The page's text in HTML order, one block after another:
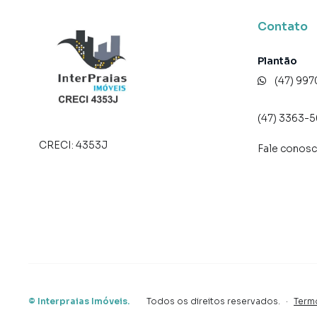
* Hall de entrada decorado e mobiliado;
* Hidromassagem;
* Bar;
* Brinquedoteca;
* Elevador;
* Espaço gourmet;
* Piscina;
O valor do imóvel poderá sofrer alteração sem
CRECI: 4353J
Contato
Plantão
(47)
(47) 3363-
Fale
© Interpraias Imóveis. Todos os direitos reservados. ·